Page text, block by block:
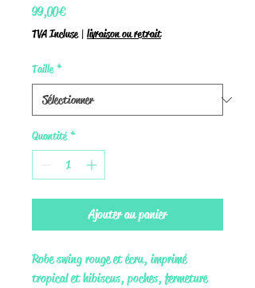
99,00 €Prix
TVA Incluse| livraison ou retrait
Taille *
Quantité *
Ajouter au panier
Robe swing rouge et écru, imprimé
tropical et hibiscus, poches, fermeture